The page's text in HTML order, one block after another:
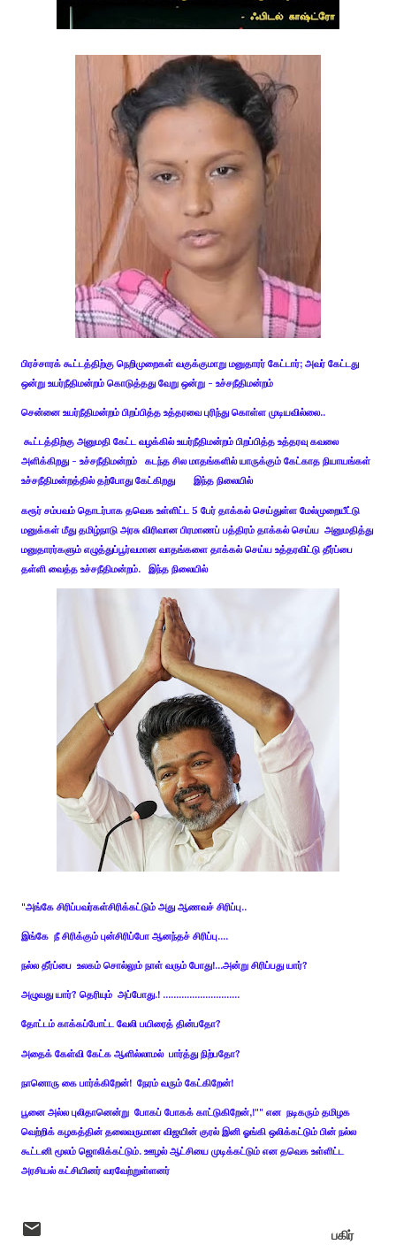
பிரச்சாரக் கூட்டத்திற்கு நெறிமுறைகள் வகுக்குமாறு மனுதாரர் கேட்டார்; அவர் கேட்டது
ஒன்று உயர்நீதிமன்றம் கொடுத்தது வேறு ஒன்று - உச்சநீதிமன்றம்
சென்னை உயர்நீதிமன்றம் பிறப்பித்த உத்தரவை புரிந்து கொள்ள முடியவில்லை..
கூட்டத்திற்கு அனுமதி கேட்ட வழக்கில் உயர்நீதிமன்றம் பிறப்பித்த உத்தரவு கவலை
அளிக்கிறது - உச்சநீதிமன்றம் கடந்த சில மாதங்களில் யாருக்கும் கேட்காத நியாயங்கள்
உச்சநீதிமன்றத்தில் தற்போது கேட்கிறது இந்த நிலையில்
கரூர் சம்பவம் தொடர்பாக தவெக உள்ளிட்ட 5 பேர் தாக்கல் செய்துள்ள மேல்முறையீட்டு
மனுக்கள் மீது தமிழ்நாடு அரசு விரிவான பிரமாணப் பத்திரம் தாக்கல் செய்ய அனுமதித்து
மனுதாரர்களும் எழுத்துப்பூர்வமான வாதங்களை தாக்கல் செய்ய உத்தரவிட்டு தீர்ப்பை
தள்ளி வைத்த உச்சநீதிமன்றம். இந்த நிலையில்
"அங்கே சிரிப்பவர்கள்சிரிக்கட்டும் அது ஆணவச் சிரிப்பு..
இங்கே நீ சிரிக்கும் புன்சிரிப்போ ஆனந்தச் சிரிப்பு....
நல்ல தீர்ப்பை உலகம் சொல்லும் நாள் வரும் போது!...அன்று சிரிப்பது யார்?
அழுவது யார்? தெரியும் அப்போது.! .............................
தோட்டம் காக்கப்போட்ட வேலி பயிரைத் தின்பதோ?
அதைக் கேள்வி கேட்க ஆளில்லாமல் பார்த்து நிற்பதோ?
நானொரு கை பார்க்கிறேன்! நேரம் வரும் கேட்கிறேன்!
பூனை அல்ல புலிதானென்று போகப் போகக் காட்டுகிறேன்,!"" என நடிகரும் தமிழக
வெற்றிக் கழகத்தின் தலைவருமான விஜயின் குரல் இனி ஓங்கி ஒலிக்கட்டும் பின் நல்ல
கூட்டனி மூலம் ஜொலிக்கட்டும். ஊழல் ஆட்சியை முடிக்கட்டும் என தவெக உள்ளிட்ட
அரசியல் கட்சியினர் வரவேற்றுள்ளனர்
பகிர்